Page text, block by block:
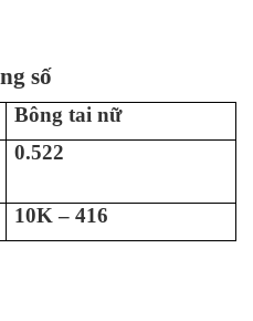
số
Bông tai nữ
0.522
10K – 416